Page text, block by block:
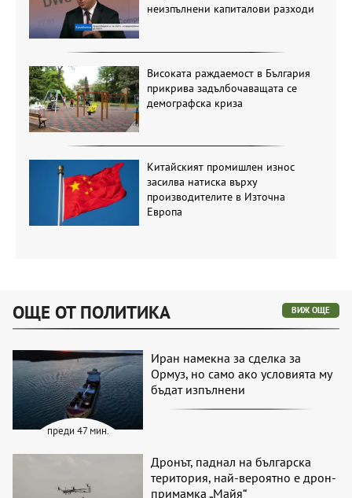
неизпълнени капиталови разходи
Високата раждаемост в България
прикрива задълбочаващата се
демографска криза
Китайският промишлен износ
засилва натиска върху
производителите в Източна
Европа
ОЩЕ ОТ ПОЛИТИКА ВИЖ ОЩЕ
преди 47 мин.
Иран намекна за сделка за
Ормуз, но само ако условията му
бъдат изпълнени
Дронът, паднал на българска
територия, най-вероятно е дрон-
примамка „Майя“